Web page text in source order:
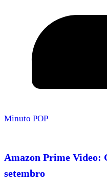
Minuto POP
Amazon Prime Video:
setembro